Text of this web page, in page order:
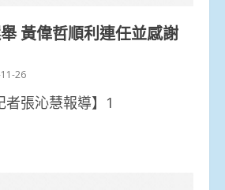
黃偉哲順利連任並感謝
26
者張沁慧報導】1